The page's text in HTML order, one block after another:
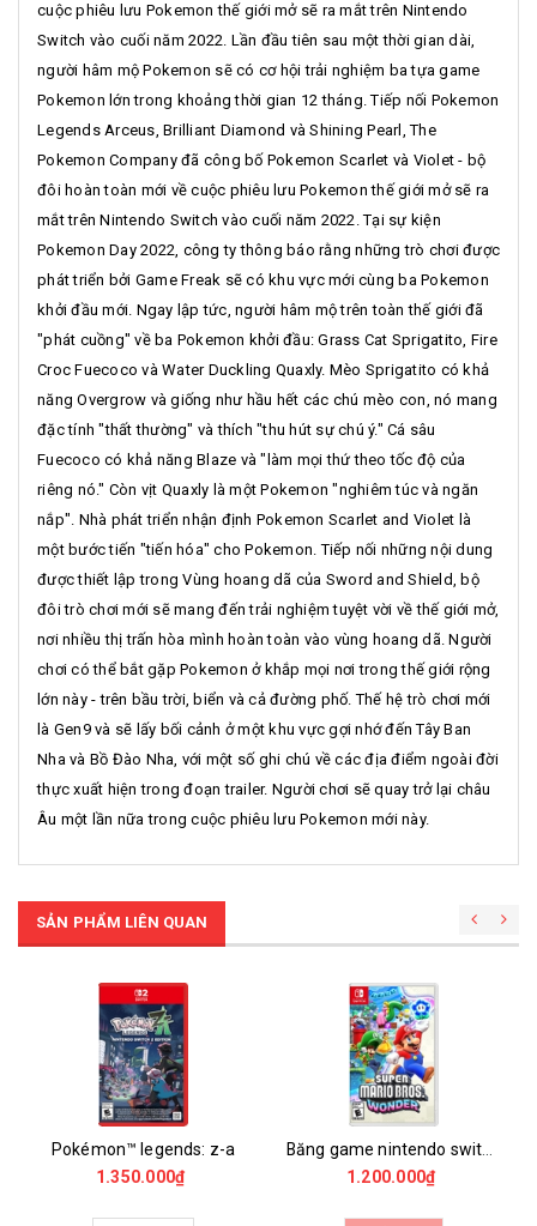
cuộc phiêu lưu Pokemon thế giới mở sẽ ra mắt trên Nintendo
Switch vào cuối năm 2022.​ Lần đầu tiên sau một thời gian dài,
người hâm mộ Pokemon sẽ có cơ hội trải nghiệm ba tựa game
Pokemon lớn trong khoảng thời gian 12 tháng. Tiếp nối Pokemon
Legends Arceus, Brilliant Diamond và Shining Pearl, The
Pokemon Company đã công bố Pokemon Scarlet và Violet - bộ
đôi hoàn toàn mới về cuộc phiêu lưu Pokemon thế giới mở sẽ ra
mắt trên Nintendo Switch vào cuối năm 2022. Tại sự kiện
Pokemon Day 2022, công ty thông báo rằng những trò chơi được
phát triển bởi Game Freak sẽ có khu vực mới cùng ba Pokemon
khởi đầu mới. Ngay lập tức, người hâm mộ trên toàn thế giới đã
"phát cuồng" về ba Pokemon khởi đầu: Grass Cat Sprigatito, Fire
Croc Fuecoco và Water Duckling Quaxly. Mèo Sprigatito có khả
năng Overgrow và giống như hầu hết các chú mèo con, nó mang
đặc tính "thất thường" và thích "thu hút sự chú ý." Cá sâu
Fuecoco có khả năng Blaze và "làm mọi thứ theo tốc độ của
riêng nó." Còn vịt Quaxly là một Pokemon "nghiêm túc và ngăn
nắp".​ Nhà phát triển nhận định Pokemon Scarlet and Violet là
một bước tiến "tiến hóa" cho Pokemon. Tiếp nối những nội dung
được thiết lập trong Vùng hoang dã của Sword and Shield, bộ
đôi trò chơi mới sẽ mang đến trải nghiệm tuyệt vời về thế giới mở,
nơi nhiều thị trấn hòa mình hoàn toàn vào vùng hoang dã. Người
chơi có thể bắt gặp Pokemon ở khắp mọi nơi trong thế giới rộng
lớn này - trên bầu trời, biển và cả đường phố. Thế hệ trò chơi mới
là Gen9 và sẽ lấy bối cảnh ở một khu vực gợi nhớ đến Tây Ban
Nha và Bồ Đào Nha, với một số ghi chú về các địa điểm ngoài đời
thực xuất hiện trong đoạn trailer. Người chơi sẽ quay trở lại châu
Âu một lần nữa trong cuộc phiêu lưu Pokemon mới này.
SẢN PHẨM LIÊN QUAN
Pokémon™ legends: z-a
1.350.000₫
1.200.000₫